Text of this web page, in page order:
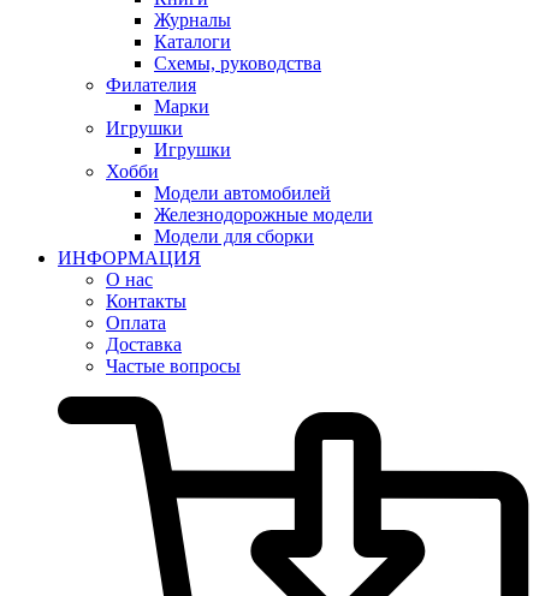
Журналы
Каталоги
Схемы, руководства
Филателия
Марки
Игрушки
Игрушки
Хобби
Модели автомобилей
Железнодорожные модели
Модели для сборки
ИНФОРМАЦИЯ
О нас
Контакты
Оплата
Доставка
Частые вопросы